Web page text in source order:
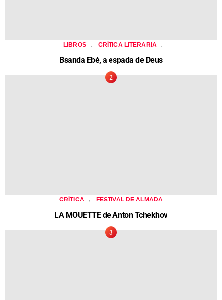
LIBROS , CRÍTICA LITERARIA ,
Bsanda Ebé, a espada de Deus
CRÍTICA , FESTIVAL DE ALMADA
LA MOUETTE de Anton Tchekhov